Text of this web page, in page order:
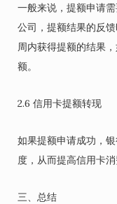
一般来说，提额申请
公司，提额结果的反
周内获得提额的结果
额。
2.6 信用卡提额转现
如果提额申请成功，
度，从而提高信用卡消
三、总结